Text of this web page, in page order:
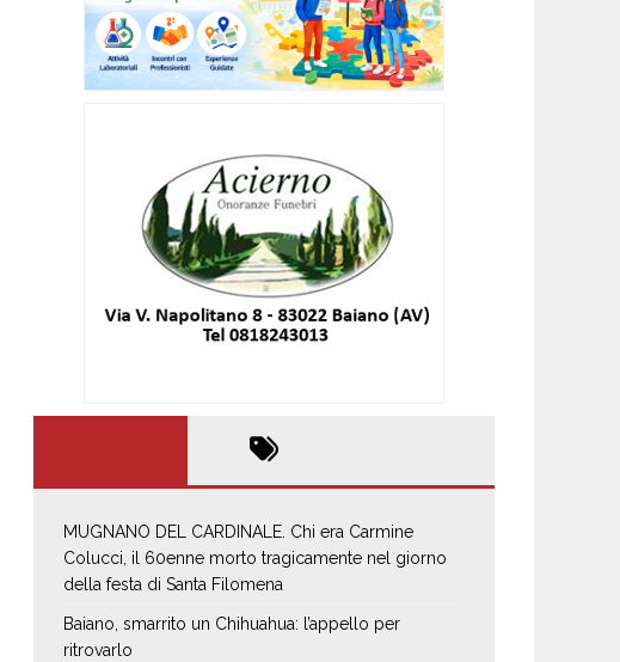
MUGNANO DEL CARDINALE. Chi era Carmine
Colucci, il 60enne morto tragicamente nel giorno
della festa di Santa Filomena
Baiano, smarrito un Chihuahua: l’appello per
ritrovarlo